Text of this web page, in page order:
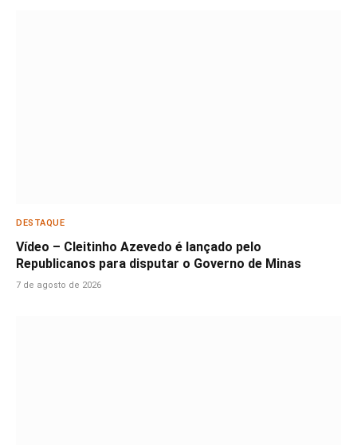
DESTAQUE
Vídeo – Cleitinho Azevedo é lançado pelo
Republicanos para disputar o Governo de Minas
7 de agosto de 2026